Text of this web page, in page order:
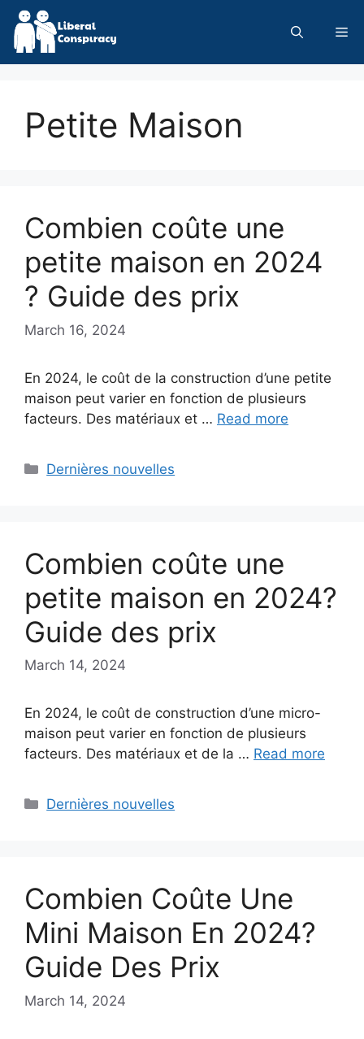
Skip
content
Petite Maison
Combien coûte une
petite maison en 2024
? Guide des prix
March 16, 2024
En 2024, le coût de la construction d’une petite
maison peut varier en fonction de plusieurs
facteurs. Des matériaux et … Read more
Categories
Dernières nouvelles
Combien coûte une
petite maison en 2024?
Guide des prix
March 14, 2024
En 2024, le coût de construction d’une micro-
maison peut varier en fonction de plusieurs
facteurs. Des matériaux et de la … Read more
Categories
Dernières nouvelles
Combien Coûte Une
Mini Maison En 2024?
Guide Des Prix
March 14, 2024